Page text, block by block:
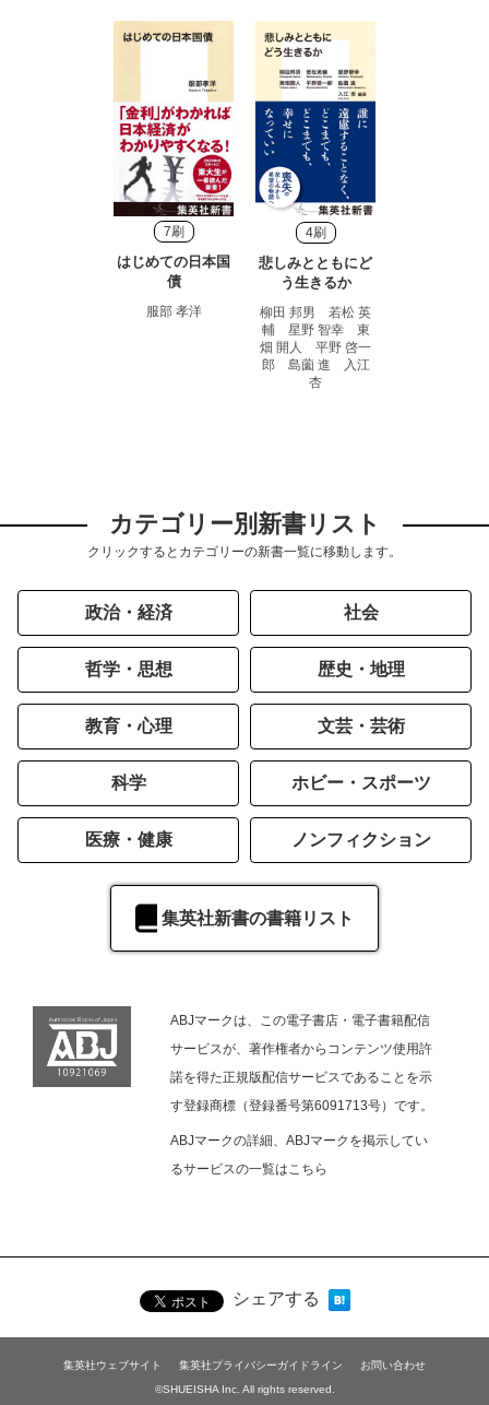
7刷
はじめての日本国
債
服部 孝洋
4刷
悲しみとともにど
う生きるか
柳田 邦男 若松 英
輔 星野 智幸 東
畑 開人 平野 啓一
郎 島薗 進 入江
杏
カテゴリー別新書リスト
クリックするとカテゴリーの新書一覧に移動します。
政治・経済 社会
哲学・思想 歴史・地理
教育・心理 文芸・芸術
科学 ホビー・スポーツ
医療・健康 ノンフィクション
集英社新書の書籍リスト
ABJマークは、この電子書店・電子書籍配信
サービスが、著作権者からコンテンツ使用許
諾を得た正規版配信サービスであることを示
す登録商標（登録番号第6091713号）です。
ABJマークの詳細、ABJマークを掲示してい
るサービスの一覧はこちら
シェアする
集英社ウェブサイト 集英社プライバシーガイドライン
お問い合わせ
©SHUEISHA Inc. All rights reserved.